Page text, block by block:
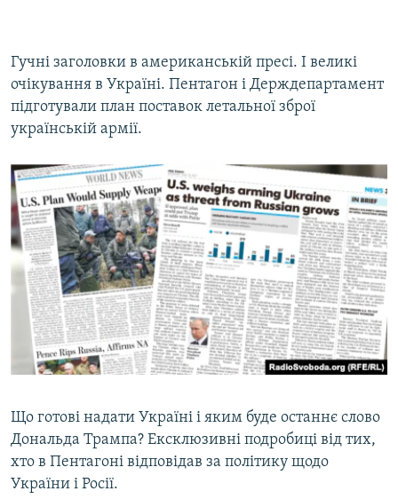
Гучні заголовки в американській пресі. І великі
очікування в Україні. Пентагон і Держдепартамент
підготували план поставок летальної зброї
українській армії.
Що готові надати Україні і яким буде останнє слово
Дональда Трампа? Ексклюзивні подробиці від тих,
хто в Пентагоні відповідав за політику щодо
України і Росії.